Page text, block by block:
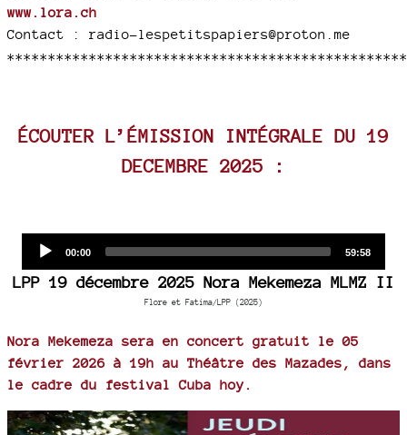
www.lora.ch
Contact : radio-lespetitspapiers@proton.me
ÉCOUTER L’ÉMISSION INTÉGRALE DU 19
DECEMBRE 2025 :
Current
00:00
Total
59:58
LPP 19 décembre 2025 Nora Mekemeza MLMZ II
Flore et Fatima/LPP (2025)
Nora Mekemeza sera en concert gratuit le 05
février 2026 à 19h au Théâtre des Mazades, dans
le cadre du festival Cuba hoy.